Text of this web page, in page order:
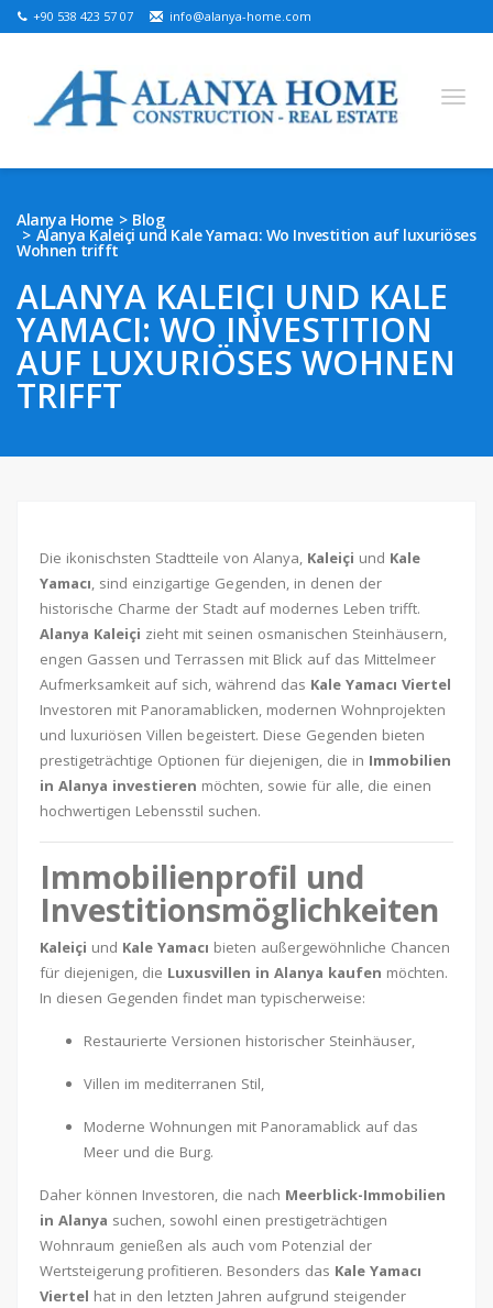
+90 538 423 57 07 info@alanya-home.com
Persian Bosnian French Kazakh
Ukrainian
PROJEKTE ZUM VERKAUF
FERTIGE IMMOBILIEN ZUM VERKAUF
IMMOBILIEN IN ALANYA
Alanya Home Blog
Alanya Kaleiçi und Kale Yamacı: Wo Investition auf luxuriöses
Wohnen trifft
ALANYA KALEIÇI UND KALE
YAMACI: WO INVESTITION
AUF LUXURIÖSES WOHNEN
TRIFFT
Die ikonischsten Stadtteile von Alanya, Kaleiçi und Kale
Yamacı, sind einzigartige Gegenden, in denen der
historische Charme der Stadt auf modernes Leben trifft.
Alanya Kaleiçi zieht mit seinen osmanischen Steinhäusern,
engen Gassen und Terrassen mit Blick auf das Mittelmeer
Aufmerksamkeit auf sich, während das Kale Yamacı Viertel
Investoren mit Panoramablicken, modernen Wohnprojekten
und luxuriösen Villen begeistert. Diese Gegenden bieten
prestigeträchtige Optionen für diejenigen, die in Immobilien
in Alanya investieren möchten, sowie für alle, die einen
hochwertigen Lebensstil suchen.
Immobilienprofil und
Investitionsmöglichkeiten
Kaleiçi und Kale Yamacı bieten außergewöhnliche Chancen
für diejenigen, die Luxusvillen in Alanya kaufen möchten.
In diesen Gegenden findet man typischerweise:
Restaurierte Versionen historischer Steinhäuser,
Villen im mediterranen Stil,
Moderne Wohnungen mit Panoramablick auf das
Meer und die Burg.
Daher können Investoren, die nach Meerblick-Immobilien
in Alanya suchen, sowohl einen prestigeträchtigen
Wohnraum genießen als auch vom Potenzial der
Wertsteigerung profitieren. Besonders das Kale Yamacı
Viertel hat in den letzten Jahren aufgrund steigender